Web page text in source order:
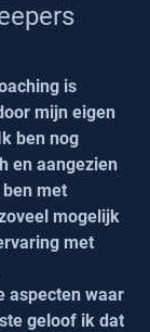
is
mijn eigen
ben nog
en aangezien
met
mogelijk
met
aspecten waar
geloof ik dat